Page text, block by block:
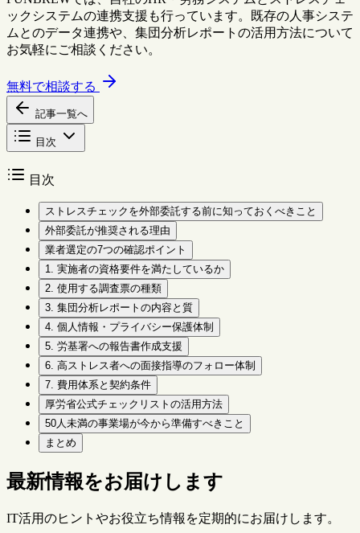
ックシステムの連携支援も行っています。既存の人事システ
ムとのデータ連携や、集団分析レポートの活用方法について
お気軽にご相談ください。
無料で相談する
記事一覧へ
目次
目次
ストレスチェックを外部委託する前に知っておくべきこと
外部委託が推奨される理由
業者選定の7つの確認ポイント
1. 実施者の資格要件を満たしているか
2. 使用する調査票の種類
3. 集団分析レポートの内容と質
4. 個人情報・プライバシー保護体制
5. 労基署への報告書作成支援
6. 高ストレス者への面接指導のフォロー体制
7. 費用体系と契約条件
厚労省公式チェックリストの活用方法
50人未満の事業場が今から準備すべきこと
まとめ
最新情報をお届けします
IT活用のヒントやお役立ち情報を定期的にお届けします。